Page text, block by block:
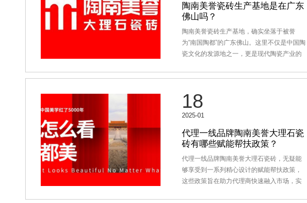
许国强、总经理周嘉宜及全体员工、合作伙
伴们满怀期待，共同守候着这一历史性时
刻。上午十点，随着一声清脆的指令，许国
强董事长、周嘉宜总经理和生产车间负责人
一同上前，庄重地为三条窑炉点燃了火种。
照亮了整个基地
陶南美誉瓷砖生产基地是在广东
佛山吗？
陶南美誉瓷砖生产基地，确实坐落于被誉
为“南国陶都”的广东佛山。这里不仅是中国陶
瓷文化的发源地之一，更是现代陶瓷产业的
瓷砖，作为行业中的佼佼者，选址于此，无
疑是看中了佛山得天独厚的地理优势与丰富
通便利，物流发达，为产品的快速流通提供
了有力保障。同时，这里汇聚了众多陶瓷原
料供应商和配套服务商，形成了一个完整的
产业链，为陶南美誉瓷砖提供了从原料采购
到成品出厂的一站式服务，极大地提升了生
基地内，现代化的生产设备与智
18
2025-01
代理一线品牌陶南美誉大理石瓷
砖有哪些赋能帮扶政策？
代理一线品牌陶南美誉大理石瓷砖，无疑能
够享受到一系列精心设计的赋能帮扶政策，
这些政策旨在助力代理商快速融入市场，实